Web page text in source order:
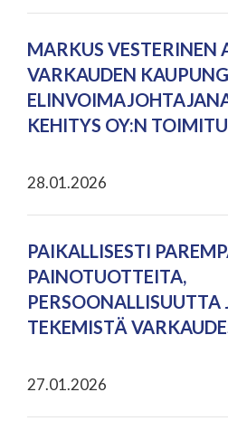
MARKUS VESTERINEN
VARKAUDEN
KEHITYS OY:N
28.01.2026
PAIKALLISESTI
PAINOTUOTTEITA,
PERSOONALLISUUTTA
TEKEMISTÄ
27.01.2026